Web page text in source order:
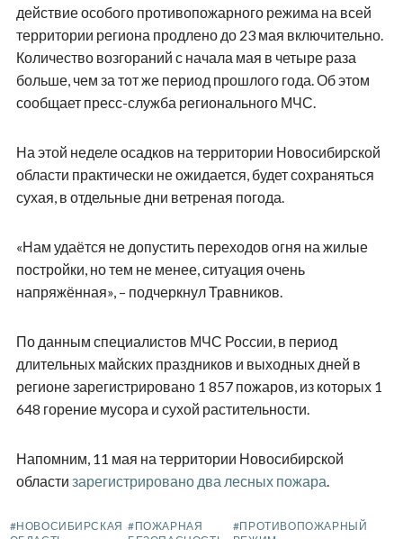
действие особого противопожарного режима на всей
территории региона продлено до 23 мая включительно.
Количество возгораний с начала мая в четыре раза
больше, чем за тот же период прошлого года. Об этом
сообщает пресс-служба регионального МЧС.
На этой неделе осадков на территории Новосибирской
области практически не ожидается, будет сохраняться
сухая, в отдельные дни ветреная погода.
«Нам удаётся не допустить переходов огня на жилые
постройки, но тем не менее, ситуация очень
напряжённая», – подчеркнул Травников.
По данным специалистов МЧС России, в период
длительных майских праздников и выходных дней в
регионе зарегистрировано 1 857 пожаров, из которых 1
648 горение мусора и сухой растительности.
Напомним, 11 мая на территории Новосибирской
области зарегистрировано два лесных пожара.
#НОВОСИБИРСКАЯ #ПОЖАРНАЯ
#ПРОТИВОПОЖАРНЫЙ